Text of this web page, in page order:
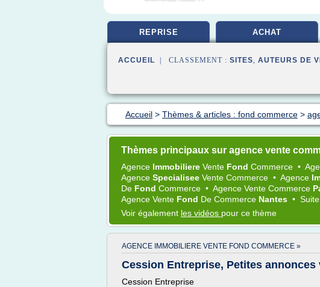
REPRISE ACHAT
ACCUEIL | CLASSEMENT : SITES, AUTEURS DE
Accueil > Thèmes & articles : fond commerce >
Thèmes principaux sur agence vente
Agence Immobiliere Vente Fond Commerce •
Agence Specialisee Vente Commerce • Agence
De Fond Commerce • Agence Vente Commerce
Agence Vente Fond De Commerce Nantes • Suite
Voir également les vidéos pour ce thème
AGENCE IMMOBILIERE VENTE FOND COMMERCE »
Cession Entreprise, Petites annonces
Cession Entreprise